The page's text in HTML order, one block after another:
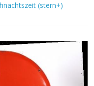
(stern+)